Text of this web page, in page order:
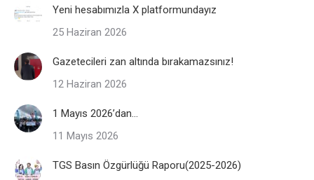
Yeni hesabımızla X platformundayız
25 Haziran 2026
Gazetecileri zan altında bırakamazsınız!
12 Haziran 2026
1 Mayıs 2026’dan…
11 Mayıs 2026
TGS Basın Özgürlüğü Raporu(2025-2026)